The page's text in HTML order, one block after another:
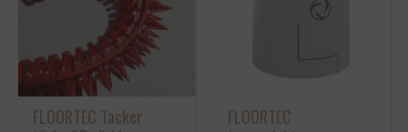
FLOORTEC Tacker
FLOORTEC